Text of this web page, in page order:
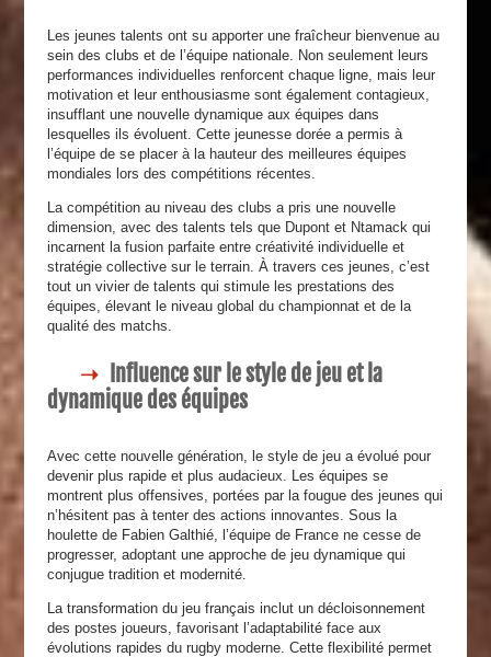
Les jeunes talents ont su apporter une fraîcheur bienvenue au
sein des clubs et de l’équipe nationale. Non seulement leurs
performances individuelles renforcent chaque ligne, mais leur
motivation et leur enthousiasme sont également contagieux,
insufflant une nouvelle dynamique aux équipes dans
lesquelles ils évoluent. Cette jeunesse dorée a permis à
l’équipe de se placer à la hauteur des meilleures équipes
mondiales lors des compétitions récentes.
La compétition au niveau des clubs a pris une nouvelle
dimension, avec des talents tels que Dupont et Ntamack qui
incarnent la fusion parfaite entre créativité individuelle et
stratégie collective sur le terrain. À travers ces jeunes, c’est
tout un vivier de talents qui stimule les prestations des
équipes, élevant le niveau global du championnat et de la
qualité des matchs.
Influence sur le style de jeu et la
dynamique des équipes
Avec cette nouvelle génération, le style de jeu a évolué pour
devenir plus rapide et plus audacieux. Les équipes se
montrent plus offensives, portées par la fougue des jeunes qui
n’hésitent pas à tenter des actions innovantes. Sous la
houlette de Fabien Galthié, l’équipe de France ne cesse de
progresser, adoptant une approche de jeu dynamique qui
conjugue tradition et modernité.
La transformation du jeu français inclut un décloisonnement
des postes joueurs, favorisant l’adaptabilité face aux
évolutions rapides du rugby moderne. Cette flexibilité permet